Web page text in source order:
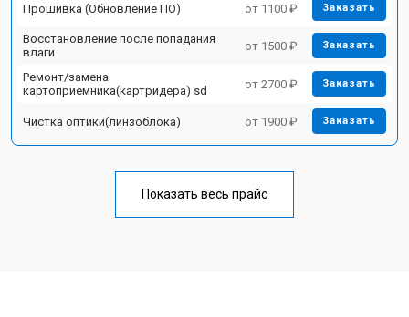
Прошивка (Обновление ПО) от 1100 ₽ Заказать
Восстановление после попадания
влаги
от 1500 ₽ Заказать
Ремонт/замена
картоприемника(картридера) sd
от 2700 ₽ Заказать
Чистка оптики(линзоблока) от 1900 ₽ Заказать
Показать весь прайс